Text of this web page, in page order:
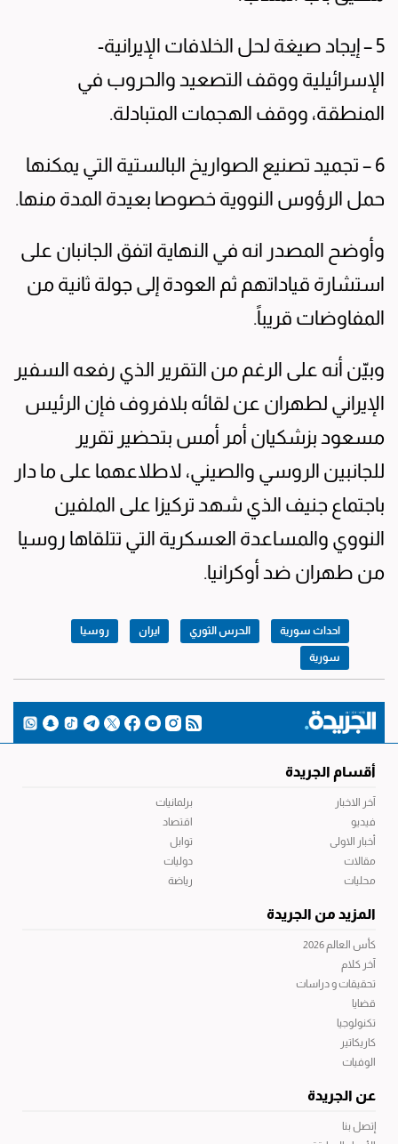
5 – إيجاد صيغة لحل الخلافات الإيرانية-
الإسرائيلية ووقف التصعيد والحروب في
المنطقة، ووقف الهجمات المتبادلة.
6 – تجميد تصنيع الصواريخ البالستية التي يمكنها
حمل الرؤوس النووية خصوصا بعيدة المدة منها.
وأوضح المصدر انه في النهاية اتفق الجانبان على
استشارة قياداتهم ثم العودة إلى جولة ثانية من
المفاوضات قريباً.
وبيّن أنه على الرغم من التقرير الذي رفعه السفير
الإيراني لطهران عن لقائه بلافروف فإن الرئيس
مسعود بزشكيان أمر أمس بتحضير تقرير
للجانبين الروسي والصيني، لاطلاعهما على ما دار
باجتماع جنيف الذي شهد تركيزا على الملفين
النووي والمساعدة العسكرية التي تتلقاها روسيا
من طهران ضد أوكرانيا.
احداث سورية الحرس الثوري ايران روسيا
سورية
أقسام الجريدة
آخر الاخبار
فيديو
أخبار الاولى
مقالات
محليات
برلمانيات
اقتصاد
توابل
دوليات
رياضة
المزيد من الجريدة
كأس العالم 2026
آخر كلام
تحقيقات و دراسات
قضايا
تكنولوجيا
كاريكاتير
الوفيات
عن الجريدة
إتصل بنا